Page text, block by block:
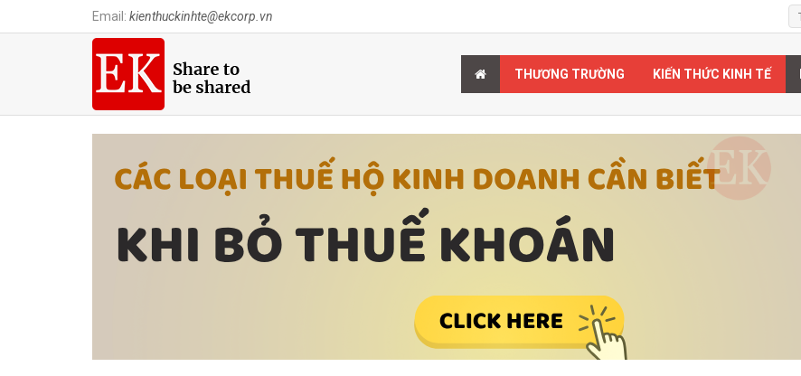
Email: kienthuckinhte@ekcorp.vn
THƯƠNG TRƯỜNG KIẾN THỨC KINH TẾ